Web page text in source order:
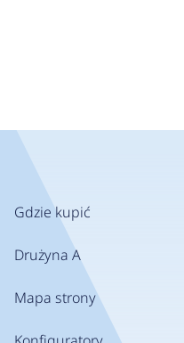
Gdzie kupić
Drużyna A
Mapa strony